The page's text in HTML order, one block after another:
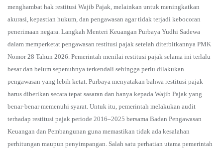
menghambat hak restitusi Wajib Pajak, melainkan untuk meningkatkan
akurasi, kepastian hukum, dan pengawasan agar tidak terjadi kebocoran
penerimaan negara. Langkah Menteri Keuangan Purbaya Yudhi Sadewa
dalam memperketat pengawasan restitusi pajak setelah diterbitkannya PMK
Nomor 28 Tahun 2026. Pemerintah menilai restitusi pajak selama ini terlalu
besar dan belum sepenuhnya terkendali sehingga perlu dilakukan
pengawasan yang lebih ketat. Purbaya menyatakan bahwa restitusi pajak
harus diberikan secara tepat sasaran dan hanya kepada Wajib Pajak yang
benar-benar memenuhi syarat. Untuk itu, pemerintah melakukan audit
terhadap restitusi pajak periode 2016–2025 bersama Badan Pengawasan
Keuangan dan Pembangunan guna memastikan tidak ada kesalahan
perhitungan maupun penyimpangan. Salah satu perhatian utama pemerintah